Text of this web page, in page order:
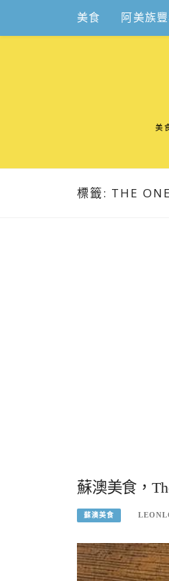
content
美食 阿美族
美
標籤: THE
蘇澳美食，
蘇澳美食